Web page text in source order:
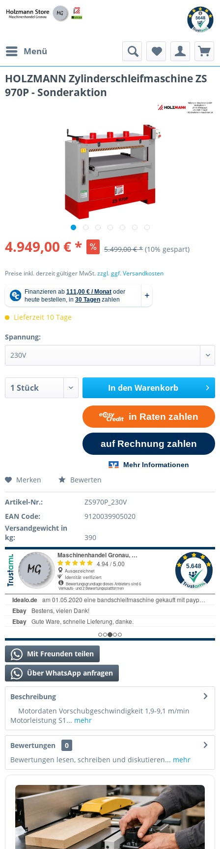
Menü
HOLZMANN Zylinderschleifmaschine ZS
970P - Sonderaktion
4.949,00 € * 5.499,00 € * (10% gespart)
Preise inkl. derzeit gültiger MwSt.zzgl. ggf. Versandkosten
Lieferzeit 10 Tage
Spannung:
In den Warenkorb
Merken Bewerten
Artikel-Nr.:
ZS970P_230V
EAN Code:
9120039905020
Versandgewicht in
kg:
390
Mit Freunden teilen
Über WhatsApp anfragen
Beschreibung
Motordaten Vorschubgeschwindigkeit 1,9-9,1 m/min
Motorleistung S1... mehr
Bewertungen
0
Bewertungen lesen, schreiben und diskutieren... mehr